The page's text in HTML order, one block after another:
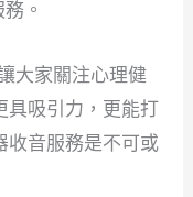
。
大家關注心理健
具吸引力，更能打
收音服務是不可或